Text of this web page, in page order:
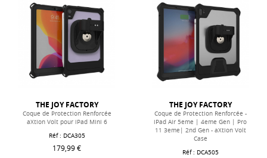
THE JOY FACTORY
Coque de Protection Renforcée
aXtion Volt pour iPad Mini 6
Réf : DCA305
179,99 €
THE JOY FACTORY
Coque de Protection Renforcée -
iPad Air 5eme | 4eme Gen | Pro
11 3eme| 2nd Gen - aXtion Volt
Case
Réf : DCA505